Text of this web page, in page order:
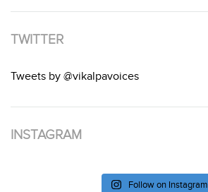
TWITTER
Tweets by @vikalpavoices
INSTAGRAM
Follow on Instagram